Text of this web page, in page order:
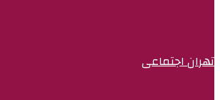
تهران اجتماعی